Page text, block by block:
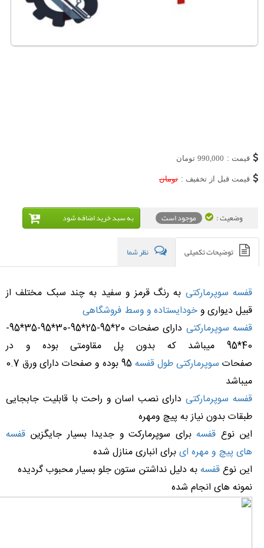
قیمت : 990,000 تومان
قیمت قبل از تخفیف : تومان
وضعیت : موجود است به سبد خريد اضافه شود
توضیحات تکمیلی نظر شما
قفسه سوپرمارکتی به رنگ قرمز و سفید به چند سبک مختلف از
قبیل دیواری و خودایستاده و وسط فروشگاهی
قفسه سوپرمارکتی
دارای صفحات 20*95-25*95-30*95-35*95-
40*95 میباشد که بدون پل مقاومتی بوده و در
صفحات سوپرمارکتی طول قفسه
95 بوده و صفحات دارای ورق 0.7
میباشد
قفسه سوپرمارکتیدارای نصب اسان و راحت با قابلیت جابجایی
طبقات بدون نیاز به پیچ ومهره
این نوع قفسهبرای سوپرمارکت و جدیدا بسیار جایگزین قفسه
های پیچ و مهره ای برای انباری منازل شده
این نوع قفسه به دلیل نداشتن ستون جلو بسیار محبوب گردیده
نمونه های انجام شده